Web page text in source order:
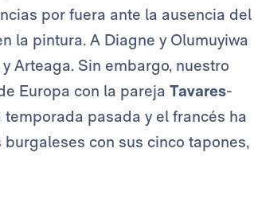
por fuera ante la ausencia del
la pintura. A Diagne y Olumuyiwa
Arteaga. Sin embargo, nuestro
Europa con la pareja Tavares-
pasada y el francés ha
con sus cinco tapones,